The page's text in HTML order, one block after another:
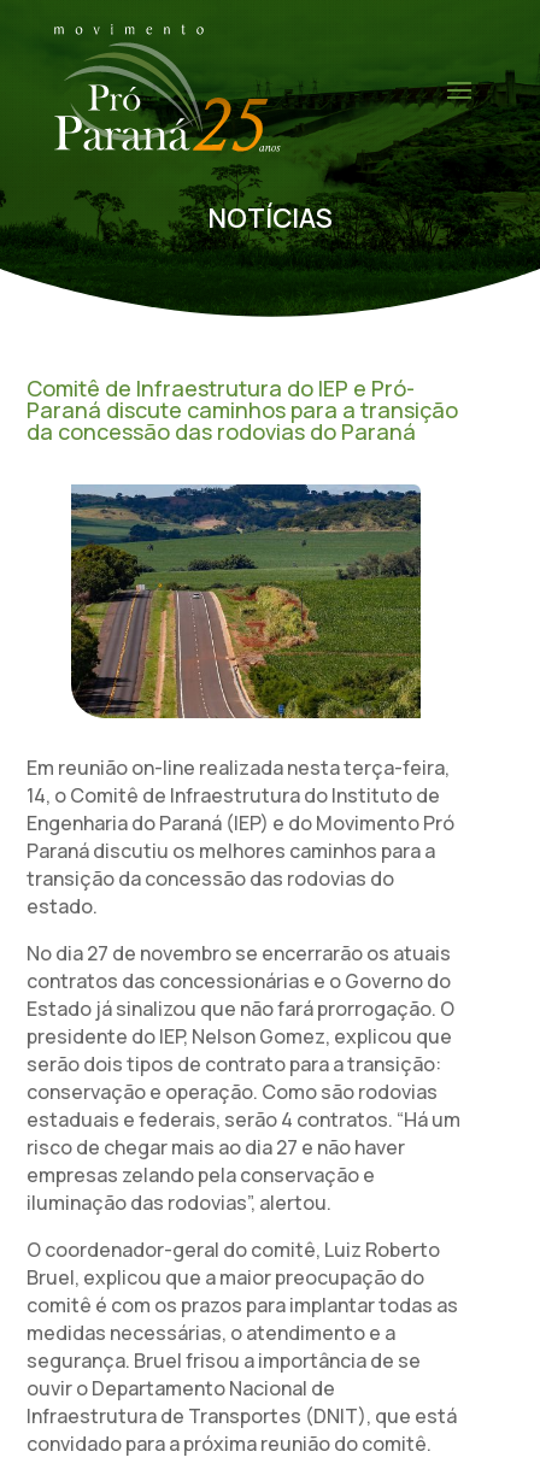
NOTÍCIAS
Comitê de Infraestrutura do IEP e Pró-
Paraná discute caminhos para a transição
da concessão das rodovias do Paraná
Em reunião on-line realizada nesta terça-feira,
14, o Comitê de Infraestrutura do Instituto de
Engenharia do Paraná (IEP) e do Movimento Pró
Paraná discutiu os melhores caminhos para a
transição da concessão das rodovias do
estado.
No dia 27 de novembro se encerrarão os atuais
contratos das concessionárias e o Governo do
Estado já sinalizou que não fará prorrogação. O
presidente do IEP, Nelson Gomez, explicou que
serão dois tipos de contrato para a transição:
conservação e operação. Como são rodovias
estaduais e federais, serão 4 contratos. “Há um
risco de chegar mais ao dia 27 e não haver
empresas zelando pela conservação e
iluminação das rodovias”, alertou.
O coordenador-geral do comitê, Luiz Roberto
Bruel, explicou que a maior preocupação do
comitê é com os prazos para implantar todas as
medidas necessárias, o atendimento e a
segurança. Bruel frisou a importância de se
ouvir o Departamento Nacional de
Infraestrutura de Transportes (DNIT), que está
convidado para a próxima reunião do comitê.